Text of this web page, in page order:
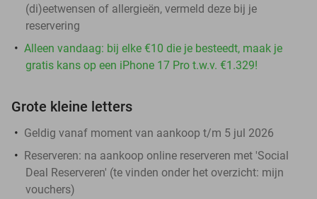
(di)eetwensen of allergieën, vermeld deze bij je
reservering
Alleen vandaag: bij elke €10 die je besteedt, maak je
gratis kans op een iPhone 17 Pro t.w.v. €1.329!
Grote kleine letters
Geldig vanaf moment van aankoop t/m 5 jul 2026
Reserveren: na aankoop online reserveren met 'Social
Deal Reserveren' (te vinden onder het overzicht: mijn
vouchers)